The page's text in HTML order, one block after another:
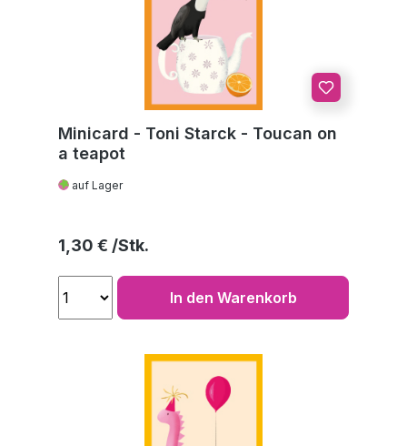
Minicard - Toni Starck - Toucan on
a teapot
auf Lager
Regulärer Preis:
1,30 €
In den Warenkorb